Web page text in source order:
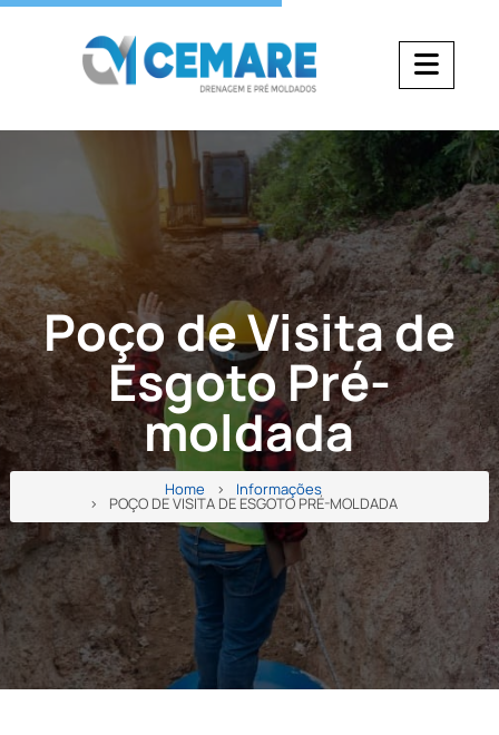
Poço de Visita de
Esgoto Pré-
moldada
Home Informações
POÇO DE VISITA DE ESGOTO PRÉ-MOLDADA